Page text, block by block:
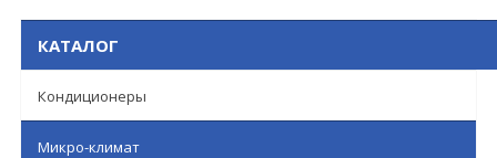
КАТАЛОГ
Кондиционеры
Микро-климат